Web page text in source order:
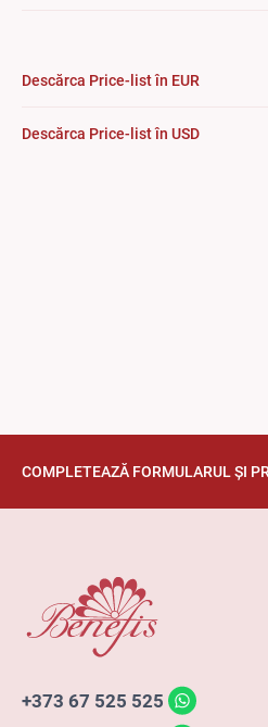
Descărca Price-list în EUR
Descărca Price-list în USD
COMPLETEAZĂ FORMULARUL ȘI
+373 67 525 525